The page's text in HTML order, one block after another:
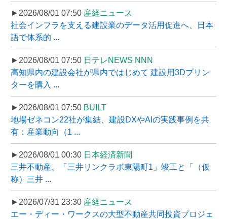
►2026/08/01 07:50 産経ニュース
社会インフラを支える建設業のデータ活用促進へ、日本
語で体系的 ...
►2026/08/01 07:50 日テレNEWS NNN
高知県内の建設会社が県内ではじめて 建設用3Dプリン
ターを購入 ...
►2026/08/01 07:50 BUILT
地場ゼネコン22社が集結、建設DXやAIの実践事例を共
有：産業動向（1 ...
►2026/08/01 00:30 日本経済新聞
三井不動産、「三井リンクラボ東陽町1」竣工と「（仮
称）三井 ...
►2026/07/31 23:30 産経ニュース
エー・ディー・ワークスの大型不動産共同投資プロジェ